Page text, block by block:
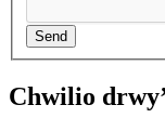
Chwilio